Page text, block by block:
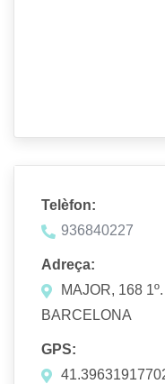
Telèfon:
936840227
Adreça:
MAJOR, 168
BARCELONA
GPS: